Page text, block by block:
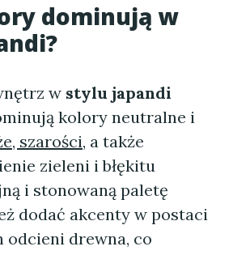
dominują w
w stylu japandi
kolory neutralne i
szarości, a także
zieleni i błękitu
i stonowaną paletę
dodać akcenty w postaci
odcieni drewna, co